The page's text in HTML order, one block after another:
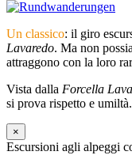
Un classico: il giro
Lavaredo. Ma non
attraggono con la loro
Vista dalla Forcella
si prova rispetto e umiltà.
×
Escursioni agli alpeggi